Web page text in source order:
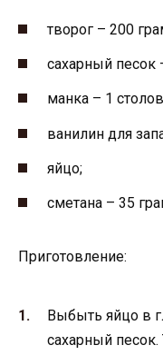
творог – 200
сахарный песок
манка – 1
ванилин для
яйцо;
сметана – 35
Приготовление:
Выбыть яйцо в
сахарный